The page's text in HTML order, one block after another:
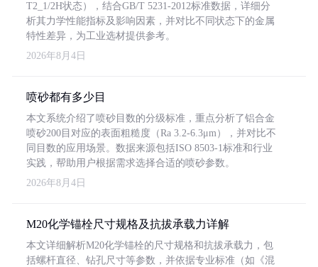
T2_1/2H状态），结合GB/T 5231-2012标准数据，详细分
析其力学性能指标及影响因素，并对比不同状态下的金属
特性差异，为工业选材提供参考。
2026年8月4日
喷砂都有多少目
本文系统介绍了喷砂目数的分级标准，重点分析了铝合金
喷砂200目对应的表面粗糙度（Ra 3.2-6.3μm），并对比不
同目数的应用场景。数据来源包括ISO 8503-1标准和行业
实践，帮助用户根据需求选择合适的喷砂参数。
2026年8月4日
M20化学锚栓尺寸规格及抗拔承载力详解
本文详细解析M20化学锚栓的尺寸规格和抗拔承载力，包
括螺杆直径、钻孔尺寸等参数，并依据专业标准（如《混